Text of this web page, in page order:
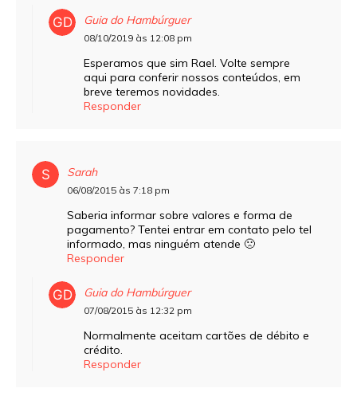
Guia do Hambúrguer
08/10/2019 às 12:08 pm
Esperamos que sim Rael. Volte sempre
aqui para conferir nossos conteúdos, em
breve teremos novidades.
Responder
Sarah
06/08/2015 às 7:18 pm
Saberia informar sobre valores e forma de
pagamento? Tentei entrar em contato pelo tel
informado, mas ninguém atende 🙁
Responder
Guia do Hambúrguer
07/08/2015 às 12:32 pm
Normalmente aceitam cartões de débito e
crédito.
Responder